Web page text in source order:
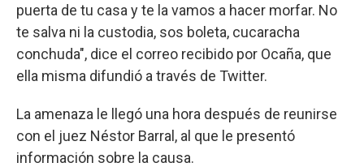
puerta de tu casa y te la vamos a hacer morfar. No
te salva ni la custodia, sos boleta, cucaracha
conchuda", dice el correo recibido por Ocaña, que
ella misma difundió a través de Twitter.
La amenaza le llegó una hora después de reunirse
con el juez Néstor Barral, al que le presentó
información sobre la causa.